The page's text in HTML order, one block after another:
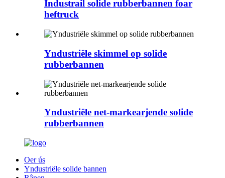
Industrail solide rubberbannen foar
heftruck
Yndustriële skimmel op solide
rubberbannen
Yndustriële net-markearjende solide
rubberbannen
Oer ús
Yndustriële solide bannen